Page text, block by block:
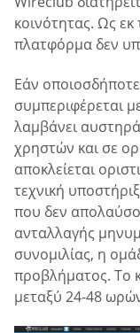
κοινότητας. Ως εκ
πλατφόρμα δεν
Εάν
συμπεριφέρεται
λαμβάνει
χρηστών και σε
αποκλείεται
τεχνική
που δεν
ανταλλαγής
συνομιλίας, η
προβλήματος. Το
μεταξύ 24-48